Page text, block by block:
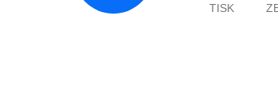
TISK